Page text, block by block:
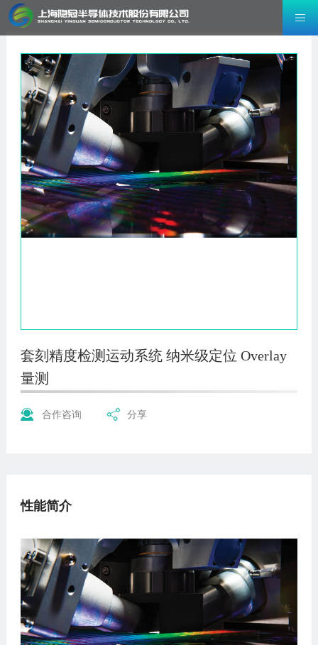
套刻精度检测运动系统 纳米级定位 Overlay
量测
合作咨询 分享
性能简介